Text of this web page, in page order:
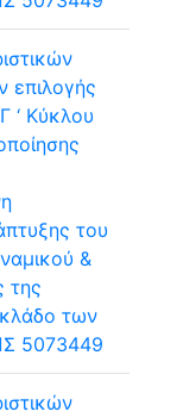
επιλογής
‘ Κύκλου
του
&
της
των
5073449